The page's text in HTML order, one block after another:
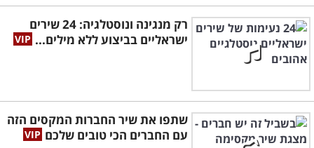
רק מנגינה ונוסטלגיה: 24 שירים
ישראליים בביצוע ללא מילים...
שתפו את שיר החברות המקסים הזה
עם החברים הכי טובים שלכם